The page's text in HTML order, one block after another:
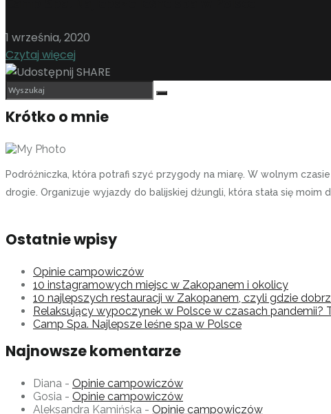
1 września, 2020
Czytaj więcej
SHARE
Krótko o mnie
Podróżniczka, która potrafi szyć przygody na miarę. W wolnym
drogie. Organizuje wyjazdy do balijskiej dżungli, która stała się moim
Ostatnie wpisy
Opinie campowiczów
10 instagramowych miejsc w Zakopanem i okolicy
10 najlepszych restauracji w Zakopanem, czyli gdzie
Relaksujący wypoczynek w Polsce w czasach pandemii?
Camp Spa. Najlepsze leśne spa w Polsce
Najnowsze komentarze
Diana - Opinie campowiczów
Gosia - Opinie campowiczów
Aleksandra Kamińska - Opinie campowiczów